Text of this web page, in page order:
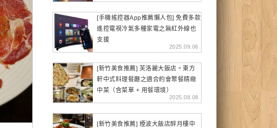
[手機搖控器App推薦懶人包] 免費多款
遙控電視冷氣多種家電之無紅外線也
支援
2025.09.06
[新竹美食推薦] 芙洛麗大飯店。東方
軒中式料理餐廳之適合約會聚餐精緻
中菜（含菜單 + 用餐環境）
2025.08.08
[新竹美食推薦] 煙波大飯店醉月樓中